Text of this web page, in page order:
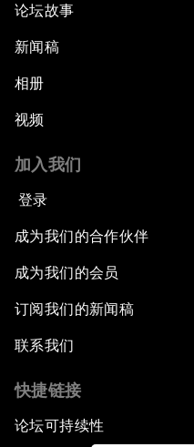
论坛故事
新闻稿
相册
视频
加入我们
登录
成为我们的合作伙伴
成为我们的会员
订阅我们的新闻稿
联系我们
快捷链接
论坛可持续性